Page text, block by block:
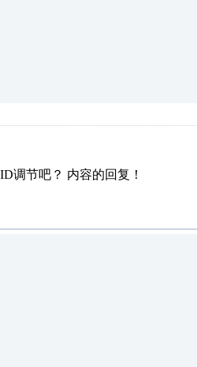
调节吧？ 内容的回复！